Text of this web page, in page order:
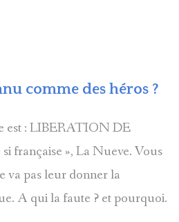
comme des héros ?
est : LIBERATION DE
française », La Nueve. Vous
va pas leur donner la
A qui la faute ? et pourquoi.